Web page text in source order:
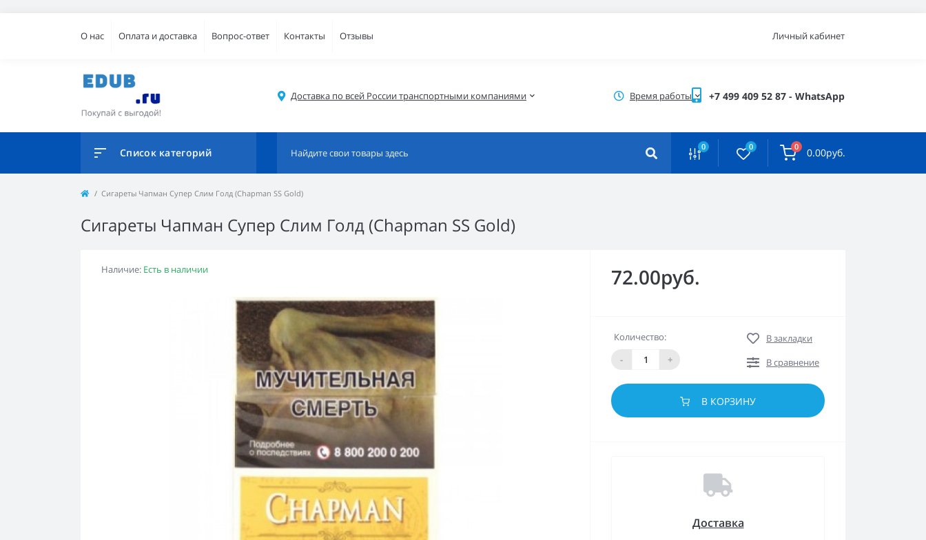
О нас Оплата и доставка Вопрос-ответ Контакты Отзывы Личный кабинет
Доставка по всей России транспортными компаниями Время работы +7 499 409 52 87 - WhatsApp
Список категорий 0 0 0 0.00руб.
Сигареты Чапман Супер Слим Голд (Chapman SS Gold)
Сигареты Чапман Супер Слим Голд (Chapman SS Gold)
Наличие: Есть в наличии 72.00руб.
Количество:
-
+
В закладки
В сравнение
В КОРЗИНУ
Доставка